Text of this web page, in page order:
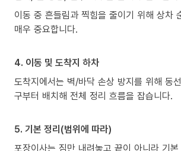
이동 중 흔들림과 찍힘을 줄이기 위해 상차
매우 중요합니다.
4. 이동 및 도착지 하차
도착지에서는 벽/바닥 손상 방지를 위해 동
구부터 배치해 전체 정리 흐름을 잡습니다.
5. 기본 정리(범위에 따라)
포장이사는 짐만 내려놓고 끝이 아니라 기